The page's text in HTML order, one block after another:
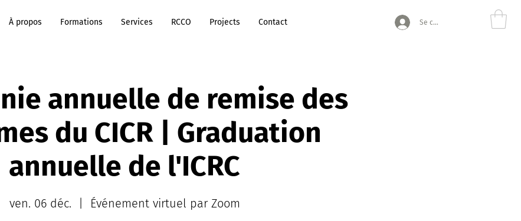
À propos Formations Services RCCO Projects Contact Se connecter
annuelle de remise des
du CICR | Graduation
annuelle de l'ICRC
ven. 06 déc.
Événement virtuel par Zoom